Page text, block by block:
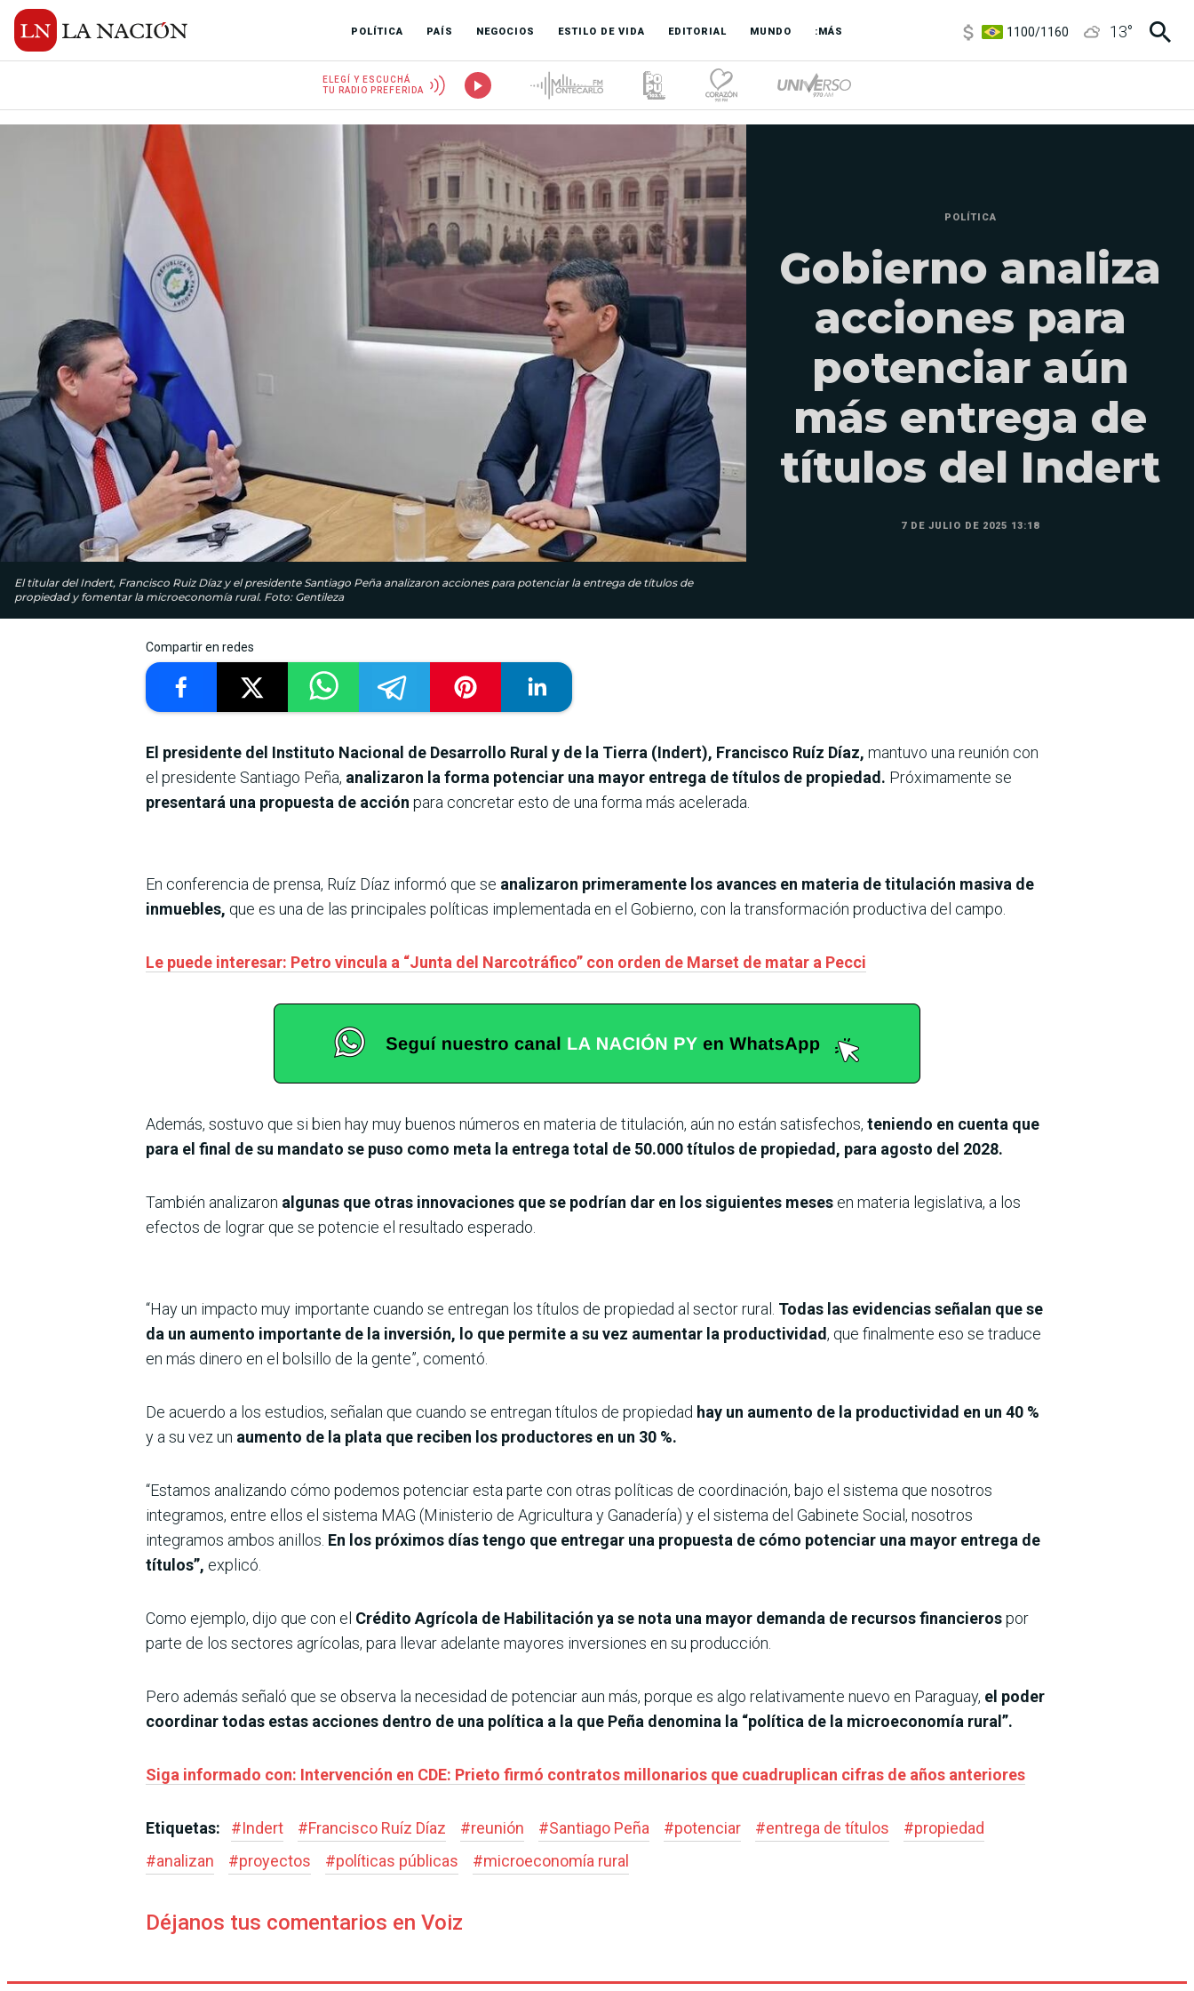
POLÍTICA PAÍS NEGOCIOS ESTILO DE VIDA EDITORIAL MUNDO :MÁS
3,8/4
13°
ELEGÍ Y ESCUCHÁ
TU RADIO PREFERIDA
El titular del Indert, Francisco Ruiz Díaz y el presidente Santiago Peña analizaron acciones para potenciar la entrega de títulos de
propiedad y fomentar la microeconomía rural. Foto: Gentileza
POLÍTICA
Gobierno analiza
acciones para
potenciar aún
más entrega de
títulos del Indert
7 DE JULIO DE 2025 13:18
Compartir en redes
El presidente del Instituto Nacional de Desarrollo Rural y de la Tierra (Indert), Francisco Ruíz Díaz, mantuvo una reunión con
el presidente Santiago Peña, analizaron la forma potenciar una mayor entrega de títulos de propiedad. Próximamente se
presentará una propuesta de acción para concretar esto de una forma más acelerada.
En conferencia de prensa, Ruíz Díaz informó que se analizaron primeramente los avances en materia de titulación masiva de
inmuebles, que es una de las principales políticas implementada en el Gobierno, con la transformación productiva del campo.
Le puede interesar: Petro vincula a “Junta del Narcotráfico” con orden de Marset de matar a Pecci
Además, sostuvo que si bien hay muy buenos números en materia de titulación, aún no están satisfechos, teniendo en cuenta que
para el final de su mandato se puso como meta la entrega total de 50.000 títulos de propiedad, para agosto del 2028.
También analizaron algunas que otras innovaciones que se podrían dar en los siguientes meses en materia legislativa, a los
efectos de lograr que se potencie el resultado esperado.
“Hay un impacto muy importante cuando se entregan los títulos de propiedad al sector rural. Todas las evidencias señalan que se
da un aumento importante de la inversión, lo que permite a su vez aumentar la productividad, que finalmente eso se traduce
en más dinero en el bolsillo de la gente”, comentó.
De acuerdo a los estudios, señalan que cuando se entregan títulos de propiedad hay un aumento de la productividad en un 40 %
y a su vez un aumento de la plata que reciben los productores en un 30 %.
“Estamos analizando cómo podemos potenciar esta parte con otras políticas de coordinación, bajo el sistema que nosotros
integramos, entre ellos el sistema MAG (Ministerio de Agricultura y Ganadería) y el sistema del Gabinete Social, nosotros
integramos ambos anillos. En los próximos días tengo que entregar una propuesta de cómo potenciar una mayor entrega de
títulos”, explicó.
Como ejemplo, dijo que con el Crédito Agrícola de Habilitación ya se nota una mayor demanda de recursos financierospor
parte de los sectores agrícolas, para llevar adelante mayores inversiones en su producción.
Pero además señaló que se observa la necesidad de potenciar aun más, porque es algo relativamente nuevo en Paraguay, el poder
coordinar todas estas acciones dentro de una política a la que Peña denomina la “política de la microeconomía rural”.
Siga informado con: Intervención en CDE: Prieto firmó contratos millonarios que cuadruplican cifras de años anteriores
Etiquetas: #Indert #Francisco Ruíz Díaz #reunión #Santiago Peña #potenciar #entrega de títulos #propiedad
#analizan #proyectos #políticas públicas #microeconomía rural
Déjanos tus comentarios en Voiz